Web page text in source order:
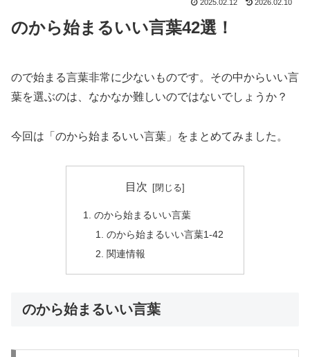
2025.02.12 2026.02.10
のから始まるいい言葉42選！
ので始まる言葉非常に少ないものです。その中からいい言
葉を選ぶのは、なかなか難しいのではないでしょうか？
今回は「のから始まるいい言葉」をまとめてみました。
目次
のから始まるいい言葉
のから始まるいい言葉1-42
関連情報
のから始まるいい言葉